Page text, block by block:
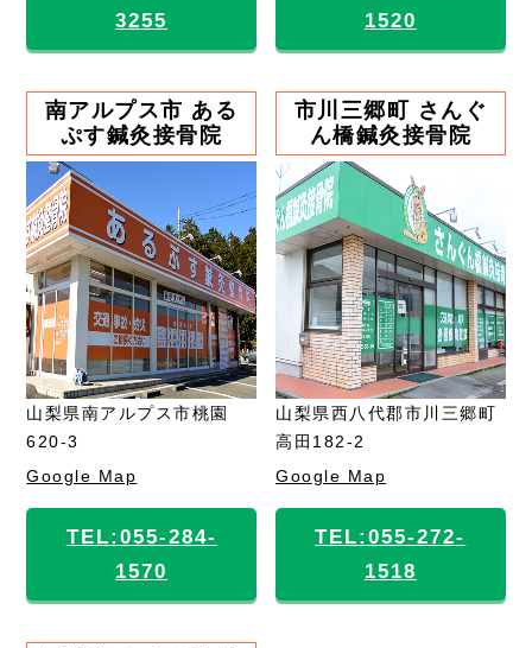
3255
1520
南アルプス市 ある
ぷす鍼灸接骨院
山梨県南アルプス市桃園
620-3
Google Map
TEL:055-284-
1570
市川三郷町 さんぐ
ん橋鍼灸接骨院
山梨県西八代郡市川三郷町
高田182-2
Google Map
TEL:055-272-
1518